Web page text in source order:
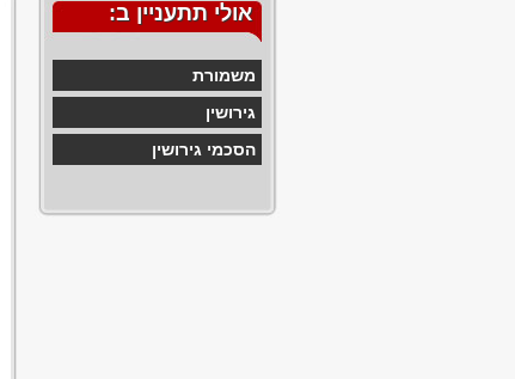
אולי תתעניין ב:
משמורת
גירושין
הסכמי גירושין